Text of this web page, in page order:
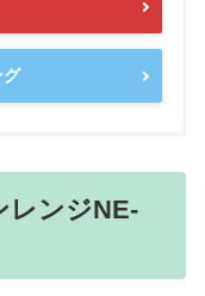
レンジNE-